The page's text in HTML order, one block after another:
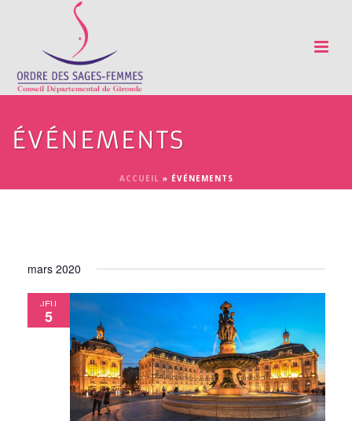
ÉVÉNEMENTS
ACCUEIL » ÉVÉNEMENTS
mars 2020
JEU
5